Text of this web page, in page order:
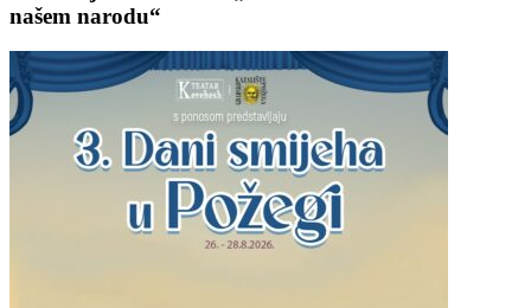
našem narodu“